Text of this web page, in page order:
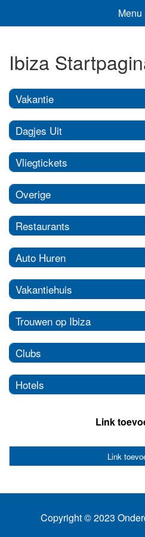
Menu
Ibiza
Vakantie
Dagjes Uit
Vliegtickets
Overige
Restaurants
Auto Huren
Vakantiehuis
Trouwen op Ibiza
Clubs
Hotels
Link
Link
Copyright © 2023